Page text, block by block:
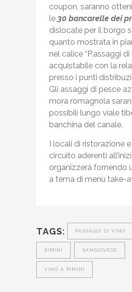
coupon, saranno
le 30 bancarelle dei
dislocate per il borgo
quanto mostrata in
nel calice “P.assaggi di
acquistabile con la
presso i punti
Gli assaggi di pesce
mora romagnola
possibili lungo viale
banchina del canale.
I locali di ristorazione
circuito aderenti
organizzerà fornendo
a tema di menù take-
TAGS: PASSAGGI DI VINO
RIMINI SANGIOVESE
VINO A RIMINI